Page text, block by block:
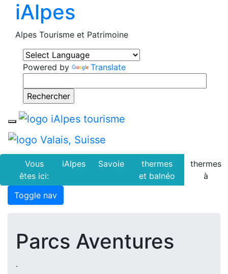
iAlpes
Alpes Tourisme et Patrimoine
Powered by Translate
Toggle navigation
Vous
êtes ici:
iAlpes Savoie
thermes
et balnéo
thermes
à
Toggle nav
Parcs Aventures
.